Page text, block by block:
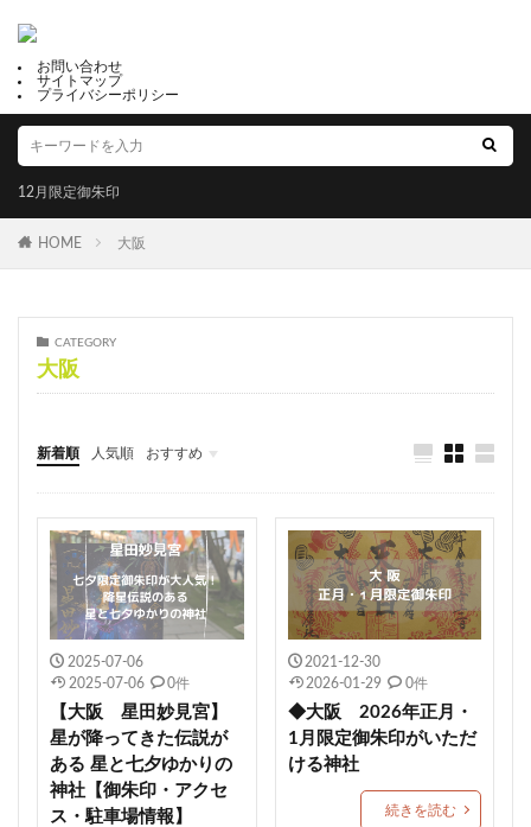
お問い合わせ
サイトマップ
プライバシーポリシー
冨士山下宮小室浅間神社
岩津天満宮
鹿角 八坂神社 星田妙見宮 温泉神社
千代ヶ岡八幡宮 十五夜 下野國 鷲宮神社
年越大祓御朱印
成功勝利
由緒 藤田神社 田村神社 太上神社
こいのぼり御朱印
恵運寺
パワースポット うさぎ
厳島神社天神社 太平山三吉神社総本宮 真田神社
関東 荏柄天神社 子安神社 唐人石
かつおのたたき丼 九重神社
kichijitsu 季節限定御朱印 小野照崎神社
速秋津比売神のイラストが描かれた御朱印帳
艮神社 押し花 戸越八幡神社 ペット可
建勲神社 大将軍神社 下野星宮神社
駐車場情報
12月限定御朱印
HOME 大阪
CATEGORY
大阪
新着順 人気順 おすすめ
福井
山梨
静岡
京都
大阪
兵庫
奈良
和歌山
香川
高知
福岡
佐賀
2025-07-06
2025-07-06
0件
【大阪 星田妙見宮】
星が降ってきた伝説が
ある 星と七夕ゆかりの
神社【御朱印・アクセ
ス・駐車場情報】
2021-12-30
2026-01-29
0件
◆大阪 2026年正月・
1月限定御朱印がいただ
ける神社
続きを読む